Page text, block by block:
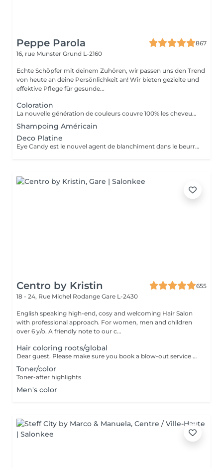
Peppe Parola
867
16, rue Munster Grund L-2160
Echte Schöpfer mit deinem Zuhören, wir passen uns den Trend
von heute an deine Persönlichkeit an! Wir bieten gezielte und
effektive Pflege für gesunde...
Coloration
La nouvelle génération de couleurs couvre 100% les cheveux blancs, ce qui rend le traitement aussi naturel que possible car il ne contient ni ammoniaque, ni PPD (paraphénylènediamine), ni résorcine, ni paraben ni Nichel. L'ajout d'extrait de feuille de Baobab confère à la crème une grande valeur cosmétique, offrant protection, hydratation, brillance et douceur au toucher. Il contient également de l'huile d'argan, de l'huile de karité, de l'huile de pépins de raisin et de l'extrait de citron en remplacement de la paraffine. Ces composants d'origine végétale sont reconnus pour leur pouvoir hydratant, nourrissant et polissant exceptionnel.
Shampoing Américain
Deco Platine
Eye Candy est le nouvel agent de blanchiment dans le beurre à faible teneur en ammoniac, capable de garantir des résultats de blanchiment élevés sans attaquer ni endommager la structure du cheveu et avec une action délicate et protectrice sur la peau. Pendant les phases de décoloration, il protège les cheveux, leur donne force et vitalité, reconstruit et revitalise, tout en aidant à maintenir la structure capillaire compacte pendant tout le processus d'éclaircissement. Une formule innovante et efficace, un produit révolutionnaire au service du salon, en parfaite adéquation avec les tendances du moment, qui exigent souvent un éclairage extrême comme base des couleurs à la mode. Avec Eye Candy, vous pouvez décolorer les cheveux même à des rythmes soutenus en les laissant parfaitement intacts et vitaux!
Centro by Kristin
655
18 - 24, Rue Michel Rodange Gare L-2430
English speaking high-end, cosy and welcoming Hair Salon
with professional approach. For women, men and children
over 6 y/o. A friendly note to our c...
Hair coloring roots/global
Dear guest. Please make sure you book a blow-out service after your color service, that is additional 30 minutes to the total service. Thank you for understanding. Team Centro
Toner/color
Toner-after highlights
Men's color